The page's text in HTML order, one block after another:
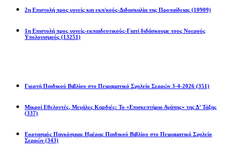
2η Eπιστολή προς γονείς και εκπ/κούς-Διδασκαλία της Προπαίδειας (10909)
1η Επιστολή προς γονείς-εκπαιδευτικούς-Γιατί διδάσκουμε τους Νοερούς
Υπολογισμούς (13251)
Γιορτή Παιδικού Βιβλίου στο Πειραματικό Σχολείο Σερρών 3-4-2026 (351)
Μικροί Εθελοντές, Μεγάλες Καρδιές: Το «Επισκεπτήριο Αγάπης» της Δ’ Τάξης
(337)
Εορτασμός Παγκόσμιας Ημέρας Παιδικού Βιβλίου στο Πειραματικό Σχολείο
Σερρών (343)